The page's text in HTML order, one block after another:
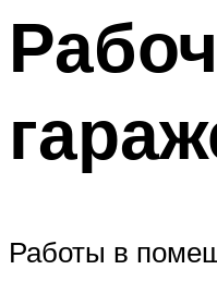
Работы в